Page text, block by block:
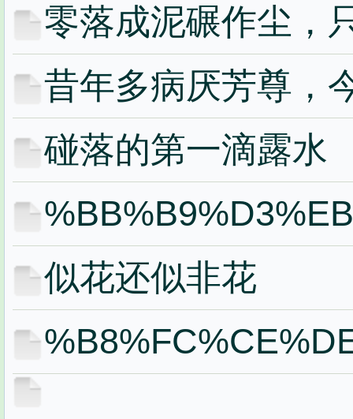
零落成泥碾作尘，
昔年多病厌芳尊，
碰落的第一滴露水
似花还似非花